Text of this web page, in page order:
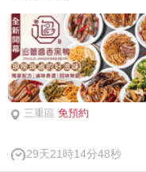
三重區 免預約
29天21時14分47秒